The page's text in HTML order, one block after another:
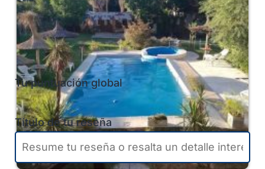
Tu puntuación global
Título de tu reseña